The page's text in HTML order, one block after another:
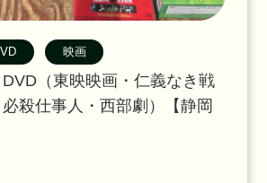
映画
DVD（東映映画・仁義なき戦
殺仕事人・西部劇）【静岡